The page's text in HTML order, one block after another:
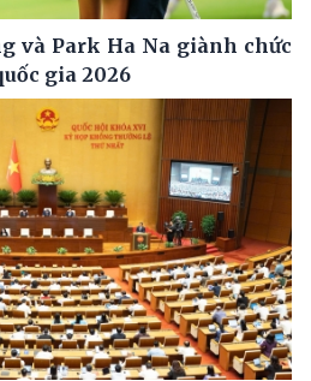
và Park Ha Na giành chức
gia 2026